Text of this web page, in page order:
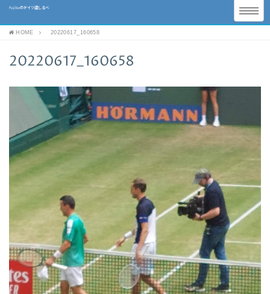
Fujikoのドイツ道しるべ
HOME 20220617_160658
20220617_160658